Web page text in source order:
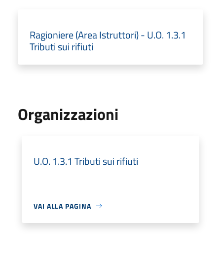
Ragioniere (Area Istruttori) - U.O. 1.3.1
Tributi sui rifiuti
Organizzazioni
U.O. 1.3.1 Tributi sui rifiuti
VAI ALLA PAGINA